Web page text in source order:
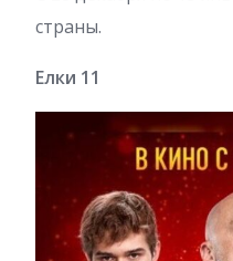
страны.
Елки 11